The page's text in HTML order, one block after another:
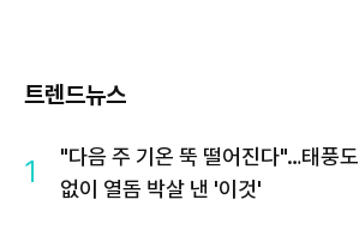
트렌드뉴스
1
"다음 주 기온 뚝 떨어진다"…태풍도
없이 열돔 박살 낸 '이것'